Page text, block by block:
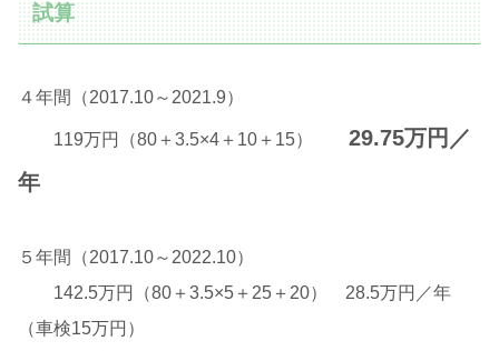
試算
４年間（2017.10～2021.9）
119万円（80＋3.5×4＋10＋15） 29.75万円／
年
５年間（2017.10～2022.10）
142.5万円（80＋3.5×5＋25＋20） 28.5万円／年
（車検15万円）